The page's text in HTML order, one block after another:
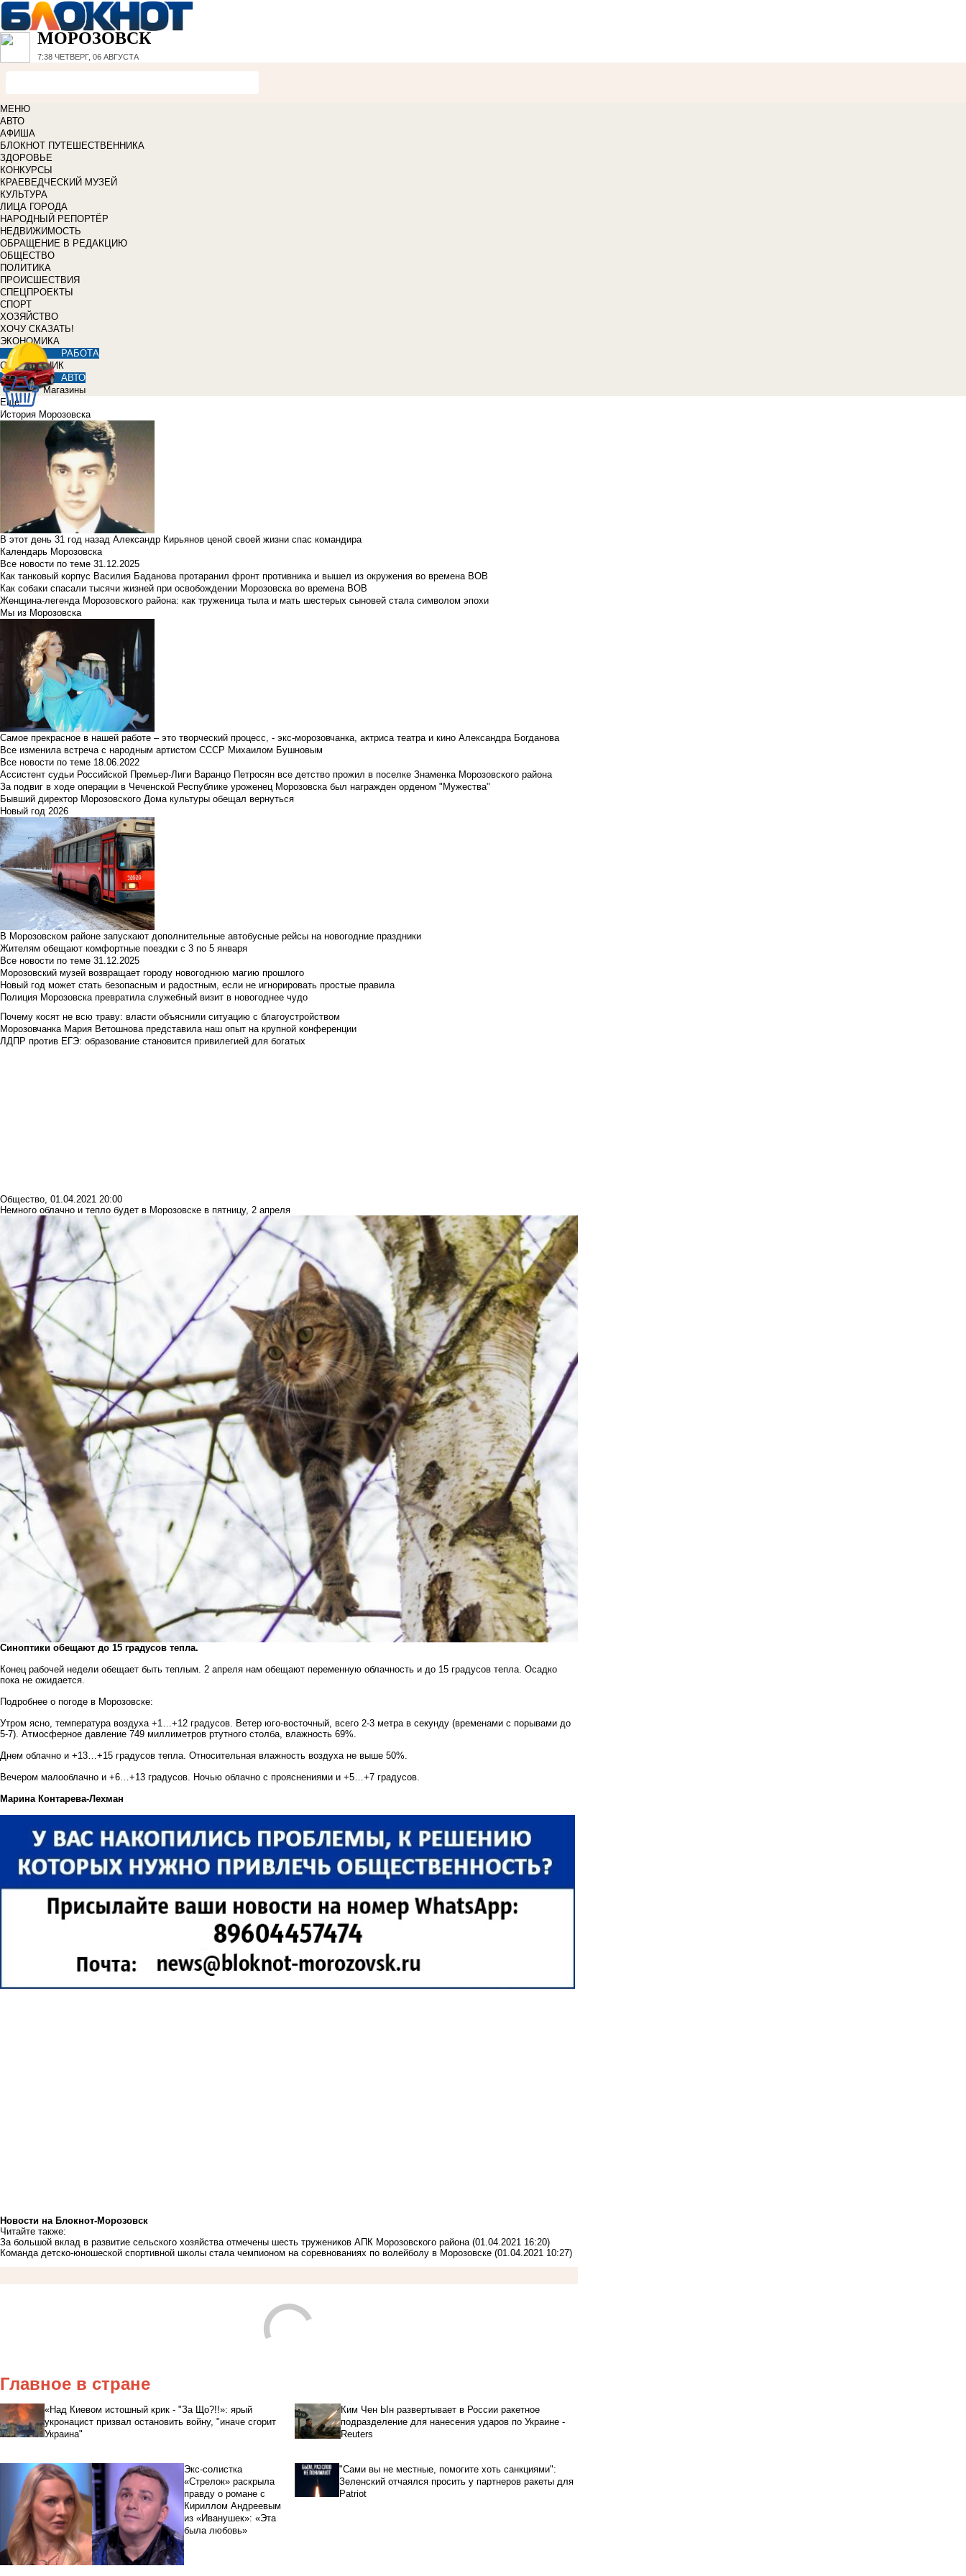
МОРОЗОВСК
7:38 ЧЕТВЕРГ, 06 АВГУСТА
МЕНЮ
АВТО
АФИША
БЛОКНОТ ПУТЕШЕСТВЕННИКА
ЗДОРОВЬЕ
КОНКУРСЫ
КРАЕВЕДЧЕСКИЙ МУЗЕЙ
КУЛЬТУРА
ЛИЦА ГОРОДА
НАРОДНЫЙ РЕПОРТЁР
НЕДВИЖИМОСТЬ
ОБРАЩЕНИЕ В РЕДАКЦИЮ
ОБЩЕСТВО
ПОЛИТИКА
ПРОИСШЕСТВИЯ
СПЕЦПРОЕКТЫ
СПОРТ
ХОЗЯЙСТВО
ХОЧУ СКАЗАТЬ!
ЭКОНОМИКА
РАБОТА
СПРАВОЧНИК
АВТО
Магазины
Еще
История Морозовска
В этот день 31 год назад Александр Кирьянов ценой своей жизни спас командира
Календарь Морозовска
Все новости по теме 31.12.2025
Как танковый корпус Василия Баданова протаранил фронт противника и вышел из окружения во времена ВОВ
Как собаки спасали тысячи жизней при освобождении Морозовска во времена ВОВ
Женщина-легенда Морозовского района: как труженица тыла и мать шестерых сыновей стала символом эпохи
Мы из Морозовска
Самое прекрасное в нашей работе – это творческий процесс, - экс-морозовчанка, актриса театра и кино Александра Богданова
Все изменила встреча с народным артистом СССР Михаилом Бушновым
Все новости по теме 18.06.2022
Ассистент судьи Российской Премьер-Лиги Варанцо Петросян все детство прожил в поселке Знаменка Морозовского района
За подвиг в ходе операции в Чеченской Республике уроженец Морозовска был награжден орденом "Мужества"
Бывший директор Морозовского Дома культуры обещал вернуться
Новый год 2026
В Морозовском районе запускают дополнительные автобусные рейсы на новогодние праздники
Жителям обещают комфортные поездки с 3 по 5 января
Все новости по теме 31.12.2025
Морозовский музей возвращает городу новогоднюю магию прошлого
Новый год может стать безопасным и радостным, если не игнорировать простые правила
Полиция Морозовска превратила служебный визит в новогоднее чудо
Почему косят не всю траву: власти объяснили ситуацию с благоустройством
Морозовчанка Мария Ветошнова представила наш опыт на крупной конференции
ЛДПР против ЕГЭ: образование становится привилегией для богатых
Общество, 01.04.2021 20:00
Немного облачно и тепло будет в Морозовске в пятницу, 2 апреля
Синоптики обещают до 15 градусов тепла.
Конец рабочей недели обещает быть теплым. 2 апреля нам обещают переменную облачность и до 15 градусов тепла. Осадко
пока не ожидается.
Подробнее о погоде в Морозовске:
Утром ясно, температура воздуха +1…+12 градусов. Ветер юго-восточный, всего 2-3 метра в секунду (временами с порывами до
5-7). Атмосферное давление 749 миллиметров ртутного столба, влажность 69%.
Днем облачно и +13…+15 градусов тепла. Относительная влажность воздуха не выше 50%.
Вечером малооблачно и +6…+13 градусов. Ночью облачно с прояснениями и +5…+7 градусов.
Марина Контарева-Лехман
Новости на Блoкнoт-Морозовск
Читайте также:
За большой вклад в развитие сельского хозяйства отмечены шесть тружеников АПК Морозовского района (01.04.2021 16:20)
Команда детско-юношеской спортивной школы стала чемпионом на соревнованиях по волейболу в Морозовске (01.04.2021 10:27)
Главное в стране
«Над Киевом истошный крик - "За Що?!!»: ярый
укронацист призвал остановить войну, "иначе сгорит
Украина"
Ким Чен Ын развертывает в России ракетное
подразделение для нанесения ударов по Украине -
Reuters
Экс-солистка
«Стрелок» раскрыла
правду о романе с
Кириллом Андреевым
из «Иванушек»: «Эта
была любовь»
"Сами вы не местные, помогите хоть санкциями":
Зеленский отчаялся просить у партнеров ракеты для
Patriot